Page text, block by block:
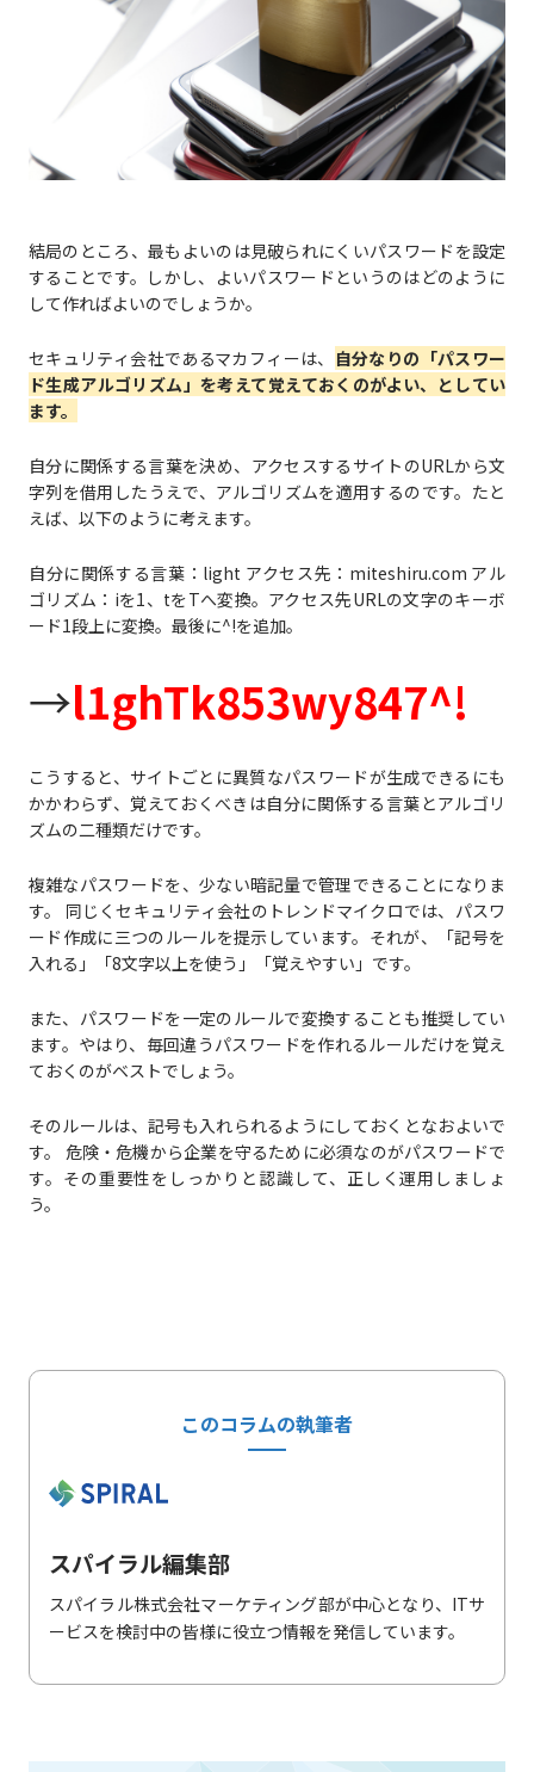
結局のところ、最もよいのは見破られにくいパスワードを設定
することです。しかし、よいパスワードというのはどのように
して作ればよいのでしょうか。
セキュリティ会社であるマカフィーは、 自分なりの「パスワー
ド生成アルゴリズム」を考えて覚えておくのがよい、としてい
ます。
自分に関係する言葉を決め、アクセスするサイトのURLから文
字列を借用したうえで、アルゴリズムを適用するのです。たと
えば、以下のように考えます。
自分に関係する言葉：light アクセス先：miteshiru.com アル
ゴリズム：iを1、tをTへ変換。アクセス先URLの文字のキーボ
ード1段上に変換。最後に^!を追加。
→l1ghTk853wy847^!
こうすると、サイトごとに異質なパスワードが生成できるにも
かかわらず、覚えておくべきは自分に関係する言葉とアルゴリ
ズムの二種類だけです。
複雑なパスワードを、少ない暗記量で管理できることになりま
す。 同じくセキュリティ会社のトレンドマイクロでは、パスワ
ード作成に三つのルールを提示しています。それが、「記号を
入れる」「8文字以上を使う」「覚えやすい」です。
また、パスワードを一定のルールで変換することも推奨してい
ます。やはり、毎回違うパスワードを作れるルールだけを覚え
ておくのがベストでしょう。
そのルールは、記号も入れられるようにしておくとなおよいで
す。 危険・危機から企業を守るために必須なのがパスワードで
す。その重要性をしっかりと認識して、正しく運用しましょ
う。
このコラムの執筆者
スパイラル編集部
スパイラル株式会社マーケティング部が中心となり、ITサ
ービスを検討中の皆様に役立つ情報を発信しています。